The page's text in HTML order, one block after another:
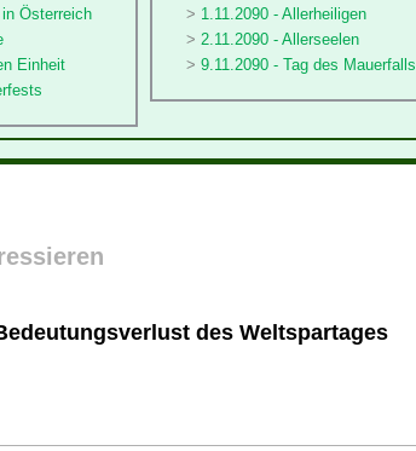
Österreich
Einheit
1.11.2090 - Allerheiligen
2.11.2090 - Allerseelen
9.11.2090 - Tag des Mauerfalls
des Weltspartages